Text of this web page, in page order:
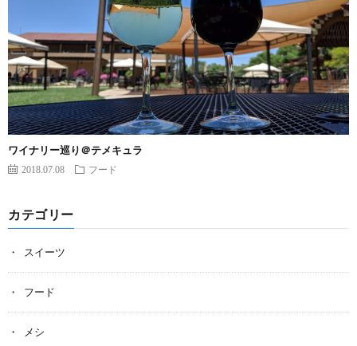
ワイナリー巡り＠テメキュラ
2018.07.08 フード
カテゴリー
スイーツ
フード
メシ